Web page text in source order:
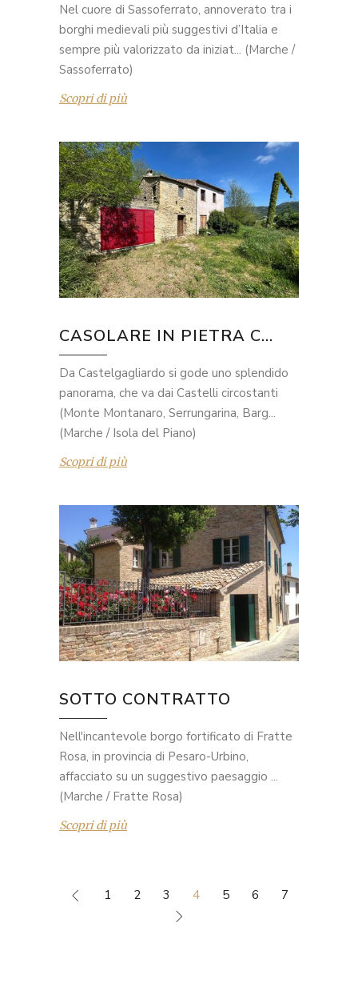
Nel cuore di Sassoferrato, annoverato tra i
borghi medievali più suggestivi d’Italia e
sempre più valorizzato da iniziat... (Marche /
Sassoferrato)
Scopri di più
CASOLARE IN PIETRA C...
Da Castelgagliardo si gode uno splendido
panorama, che va dai Castelli circostanti
(Monte Montanaro, Serrungarina, Barg...
(Marche / Isola del Piano)
Scopri di più
SOTTO CONTRATTO
Nell'incantevole borgo fortificato di Fratte
Rosa, in provincia di Pesaro-Urbino,
affacciato su un suggestivo paesaggio ...
(Marche / Fratte Rosa)
Scopri di più
1 2 3 4 5 6 7